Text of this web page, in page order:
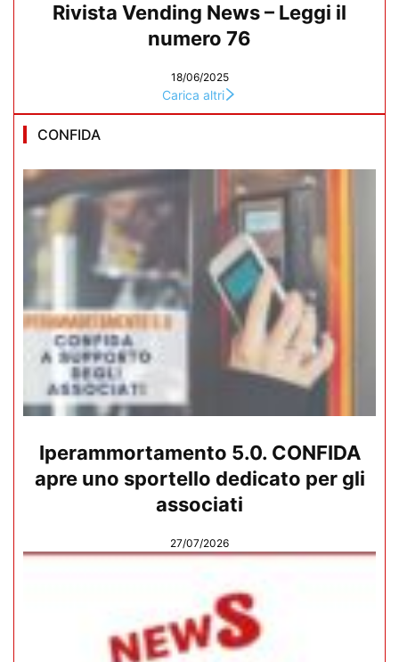
Rivista Vending News – Leggi il
numero 76
18/06/2025
Carica altri
CONFIDA
Iperammortamento 5.0. CONFIDA
apre uno sportello dedicato per gli
associati
27/07/2026